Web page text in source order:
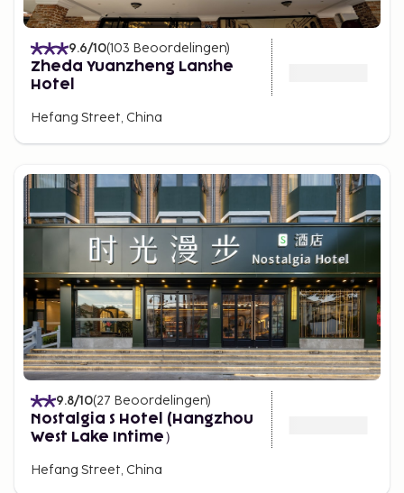
9.6/10(103 Beoordelingen)
Zheda Yuanzheng Lanshe
Hotel
Hefang Street, China
9.8/10(27 Beoordelingen)
Nostalgia S Hotel (Hangzhou
West Lake Intime）
Hefang Street, China